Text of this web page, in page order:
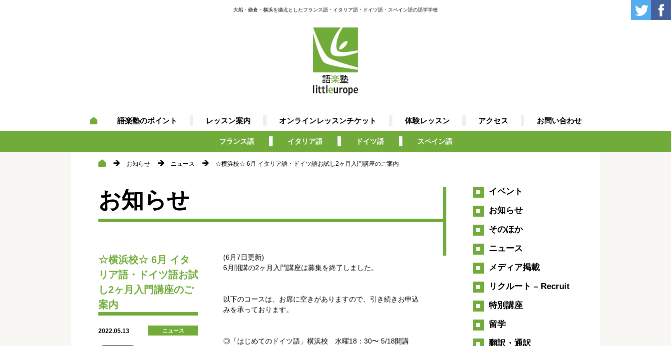
大船・鎌倉・横浜を拠点としたフランス語・イタリア語・ドイツ語・スペイン語の語学学校
語楽塾のポイント レッスン案内 オンラインレッスンチケット 体験レッスン アクセス お問い合わせ
フランス語 イタリア語 ドイツ語 スペイン語
お知らせ ニュース ☆横浜校☆ 6月 イタリア語・ドイツ語お試し2ヶ月入門講座のご案内
お知らせ
☆横浜校☆ 6月 イタ
リア語・ドイツ語お試
し2ヶ月入門講座のご
案内
2022.05.13 ニュース
(6月7日更新)
6月開講の2ヶ月入門講座は募集を終了しました。
以下のコースは、お席に空きがありますので、引き続きお申込
みを承っております。
◎「はじめてのドイツ語」横浜校 水曜18：30〜 5/18開講
イベント
お知らせ
そのほか
ニュース
メディア掲載
リクルート – Recruit
特別講座
留学
翻訳・通訳